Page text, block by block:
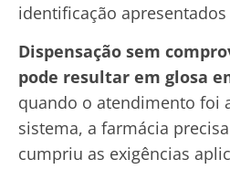
identificação
Dispensação sem
pode resultar em glosa
quando o atendimento foi
sistema, a farmácia
cumpriu as exigências